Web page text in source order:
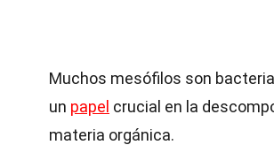
Muchos mesófilos son
un papel crucial en la
materia orgánica.